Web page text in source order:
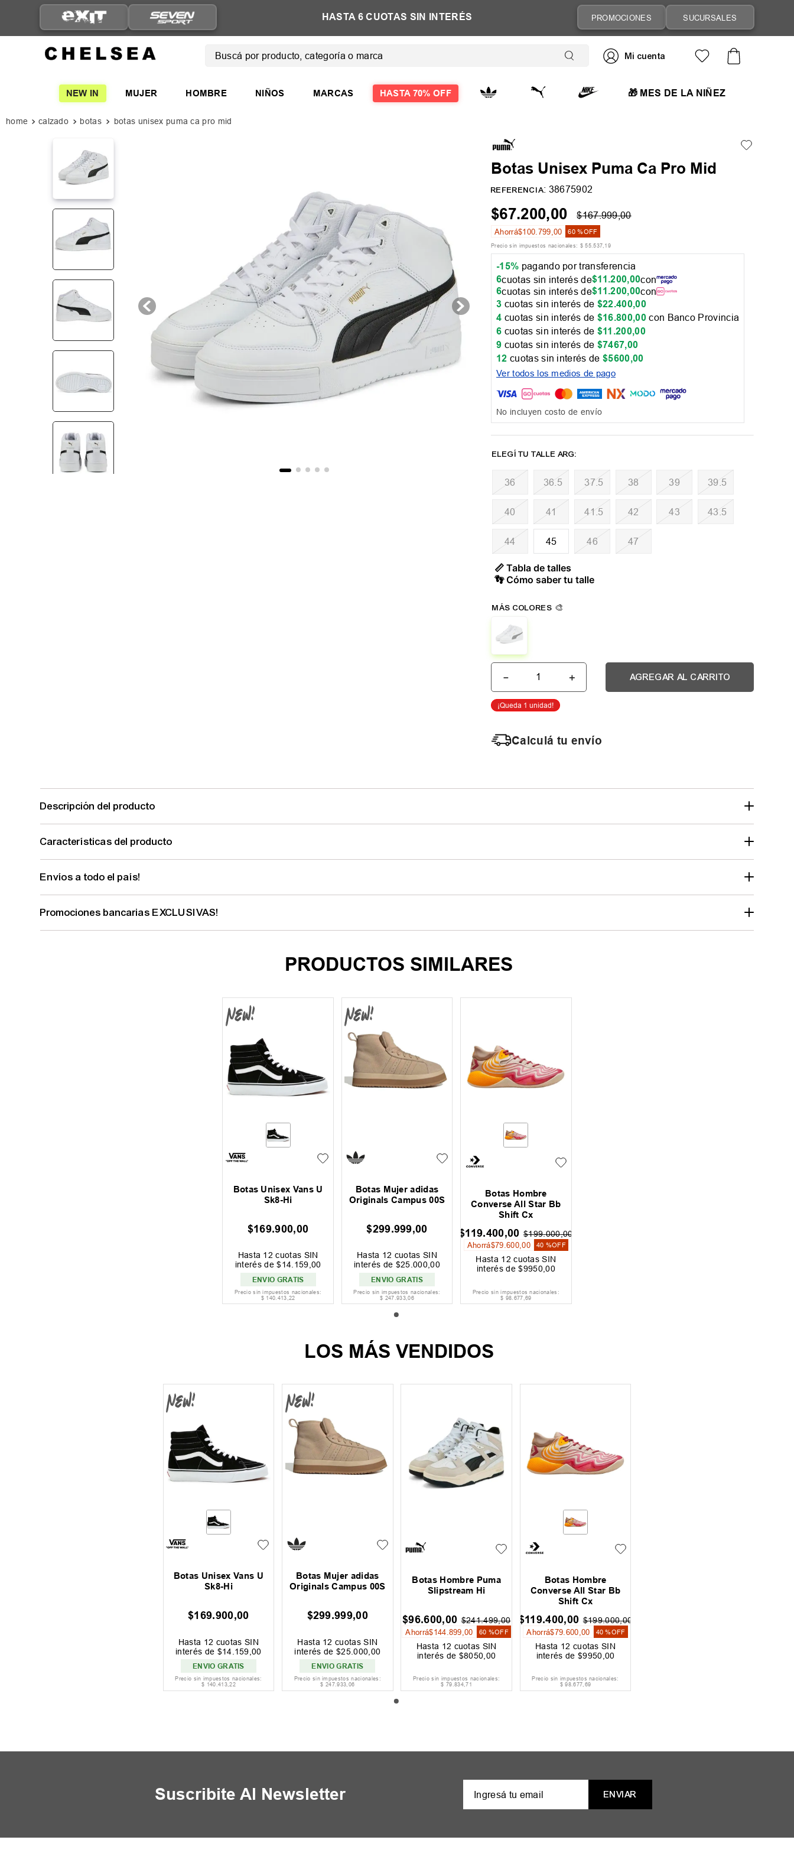
ENVÍO GRATIS A PARTIR DE
$149.999
HASTA 6 CUOTAS SIN INTERÉS PROMOCIONES SUCURSALES
NEW IN MUJER HOMBRE NIÑOS MARCAS HASTA 70% OFF 🎁 MES DE LA NIÑEZ
calzado botas botas unisex puma ca pro mid
Botas Unisex Puma Ca Pro Mid
REFERENCIA: 38675902
$67.200,00 $167.999,00
Ahorrá$100 799 00 60 %OFF
Precio sin impuestos nacionales: $ 55.537,19
-15% pagando por transferencia
6cuotas sin interés de$11 .200,00con
6cuotas sin interés de$11 .200,00con
3 cuotas sin interés de $22.400,00
4 cuotas sin interés de $16.800,00 con Banco Provincia
6 cuotas sin interés de $11 .200,00
9 cuotas sin interés de $7467,00
12 cuotas sin interés de$5600,00
Ver todos los medios de pago
No incluyen costo de envío
36 36.5 37.5 38 39 39.5
40 41 41.5 42 43 43.5
44 45 46 47
📏 Tabla de talles
👣 Cómo saber tu talle
＋
－ AGREGAR AL CARRITO
Calculá tu envío
Descripción del producto
Características del producto
Envíos a todo el país!
Promociones bancarias EXCLUSIVAS!
PRODUCTOS SIMILARES
Botas Unisex Vans U
Sk8-Hi
$169.900,00
Hasta 12 cuotas SIN
interés de$14 159 00
ENVIO GRATIS
Precio sin impuestos nacionales:
$ 140.413,22
Botas Mujer adidas
Originals Campus 00S
$299.999,00
Hasta 12 cuotas SIN
interés de $25 000 ,00
ENVIO GRATIS
Precio sin impuestos nacionales:
$ 247.933,06
Botas Hombre
Converse All Star Bb
Shift Cx
$119.400,00 $199.000,00
Ahorrá$79 600,00 40 %OFF
Hasta 12 cuotas SIN
interés de$9950 ,00
Precio sin impuestos nacionales:
$ 98.677,69
LOS MÁS VENDIDOS
Botas Unisex Vans U
Sk8-Hi
$169.900,00
Hasta 12 cuotas SIN
interés de $14 159 ,00
ENVIO GRATIS
Precio sin impuestos nacionales:
$ 140.413,22
Botas Mujer adidas
Originals Campus 00S
$299.999,00
Hasta 12 cuotas SIN
interés de $25.000 00
ENVIO GRATIS
Precio sin impuestos nacionales:
$ 247.933,06
Botas Hombre Puma
Slipstream Hi
$96.600,00 $241.499,00
Ahorrá$144 899 ,00 60 %OFF
Hasta 12 cuotas SIN
interés de $8050 00
Precio sin impuestos nacionales:
$ 79.834,71
Botas Hombre
Converse All Star Bb
Shift Cx
$119.400,00 $199.000,00
Ahorrá$79 600 00 40 %OFF
Hasta 12 cuotas SIN
interés de$9950 00
Precio sin impuestos nacionales:
$ 98.677,69
Suscribite Al Newsletter ENVIAR
2.